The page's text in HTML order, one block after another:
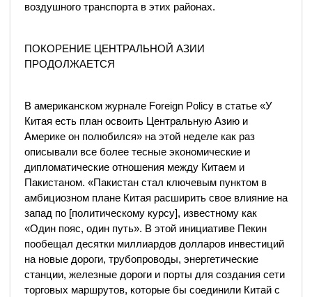
воздушного транспорта в этих районах.
ПОКОРЕНИЕ ЦЕНТРАЛЬНОЙ АЗИИ
ПРОДОЛЖАЕТСЯ
В американском журнале Foreign Policy в статье «У
Китая есть план освоить Центральную Азию и
Америке он полюбился» на этой неделе как раз
описывали все более тесные экономические и
дипломатические отношения между Китаем и
Пакистаном. «Пакистан стал ключевым пунктом в
амбициозном плане Китая расширить свое влияние на
запад по [политическому курсу], известному как
«Один пояс, один путь». В этой инициативе Пекин
пообещал десятки миллиардов долларов инвестиций
на новые дороги, трубопроводы, энергетические
станции, железные дороги и порты для создания сети
торговых маршрутов, которые бы соединили Китай с